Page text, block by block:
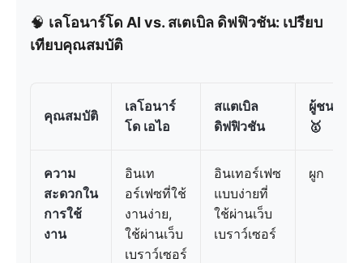
🧠 เลโอนาร์โด AI vs. สเตเบิล ดิฟฟิวชัน: เปรียบ
เทียบคุณสมบัติ
คุณสมบัติ
เลโอนาร์
โด เอไอ
สแตเบิล
ดิฟฟิวชัน
ผู้ชนะ
🥇
ความ
สะดวกใน
การใช้
งาน
อินเท
อร์เฟซที่ใช้
งานง่าย,
ใช้ผ่านเว็บ
เบราว์เซอร์
อินเทอร์เฟซ
แบบง่ายที่
ใช้ผ่านเว็บ
เบราว์เซอร์
ผูก